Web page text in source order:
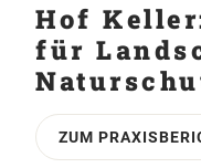
Hof
für
ZUM